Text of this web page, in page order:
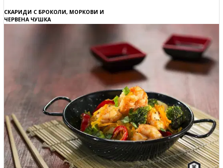
СКАРИДИ С БРОКОЛИ, МОРКОВИ И
ЧЕРВЕНА ЧУШКА